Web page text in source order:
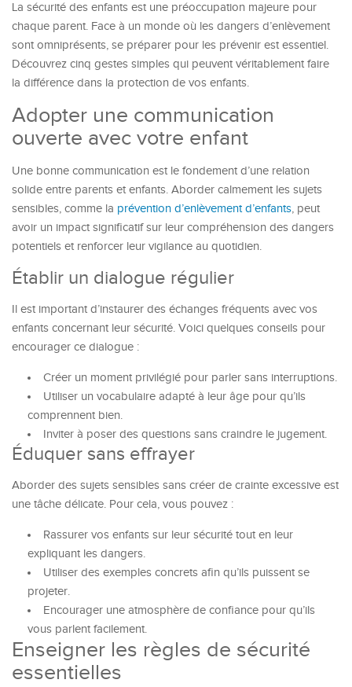
La sécurité des enfants est une préoccupation majeure pour
chaque parent. Face à un monde où les dangers d’enlèvement
sont omniprésents, se préparer pour les prévenir est essentiel.
Découvrez cinq gestes simples qui peuvent véritablement faire
la différence dans la protection de vos enfants.
Adopter une communication
ouverte avec votre enfant
Une bonne communication est le fondement d’une relation
solide entre parents et enfants. Aborder calmement les sujets
sensibles, comme la prévention d’enlèvement d’enfants, peut
avoir un impact significatif sur leur compréhension des dangers
potentiels et renforcer leur vigilance au quotidien.
Établir un dialogue régulier
Il est important d’instaurer des échanges fréquents avec vos
enfants concernant leur sécurité. Voici quelques conseils pour
encourager ce dialogue :
Créer un moment privilégié pour parler sans interruptions.
Utiliser un vocabulaire adapté à leur âge pour qu’ils
comprennent bien.
Inviter à poser des questions sans craindre le jugement.
Éduquer sans effrayer
Aborder des sujets sensibles sans créer de crainte excessive est
une tâche délicate. Pour cela, vous pouvez :
Rassurer vos enfants sur leur sécurité tout en leur
expliquant les dangers.
Utiliser des exemples concrets afin qu’ils puissent se
projeter.
Encourager une atmosphère de confiance pour qu’ils
vous parlent facilement.
Enseigner les règles de sécurité
essentielles